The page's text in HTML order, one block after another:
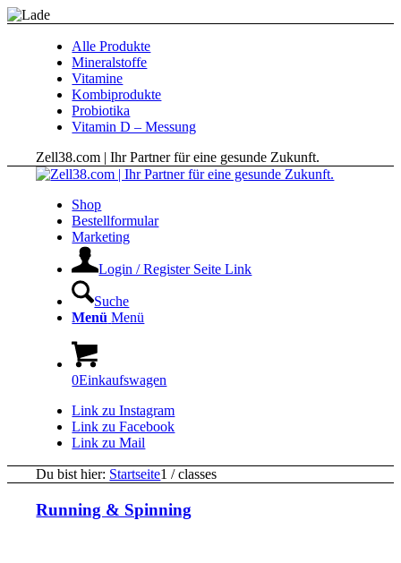
Alle Produkte
Mineralstoffe
Vitamine
Kombiprodukte
Probiotika
Vitamin D – Messung
Zell38.com | Ihr Partner für eine gesunde Zukunft.
Shop
Bestellformular
Marketing
Login / Register Seite Link
Suche
Menü Menü
0Einkaufswagen
Link zu Instagram
Link zu Facebook
Link zu Mail
Du bist hier: Startseite1 / classes
Running & Spinning